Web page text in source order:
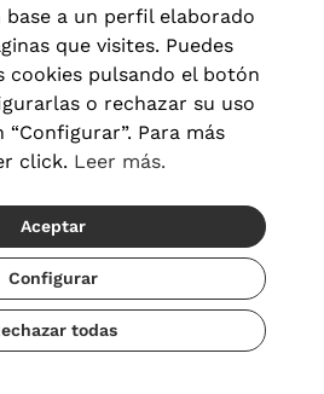
privacidad Términos y condiciones
|Configuración de cookies
© 2026 Visionlab España
base a un perfil elaborado
que visites. Puedes
cookies pulsando el botón
o rechazar su uso
Para más
click. Leer más.
Aceptar
Configurar
todas